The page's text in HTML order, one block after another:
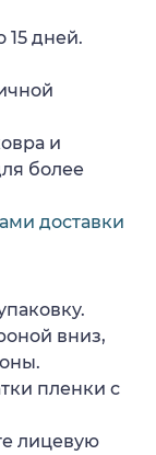
15 дней.
и
более
доставки
вниз,
пленки с
лицевую